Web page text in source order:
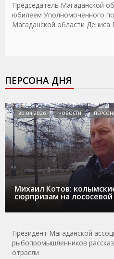
Председатель Магаданской
юбилеем Уполномоченного
Магаданской области Дениса
ПЕРСОНА ДНЯ
Михаил Котов:
сюрпризам на
30.04.2026 НОВОСТИ
Президент Магаданской
рыбопромышленников
отрасли